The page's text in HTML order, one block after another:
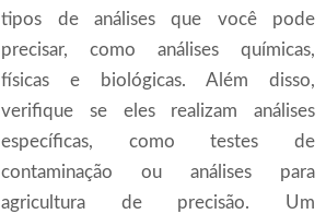
tipos de análises que você pode
precisar, como análises químicas,
físicas e biológicas. Além disso,
verifique se eles realizam análises
específicas, como testes de
contaminação ou análises para
agricultura de precisão. Um